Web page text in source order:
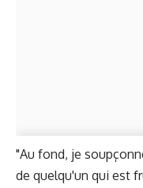
"Au fond, je
de quelqu'un qui est